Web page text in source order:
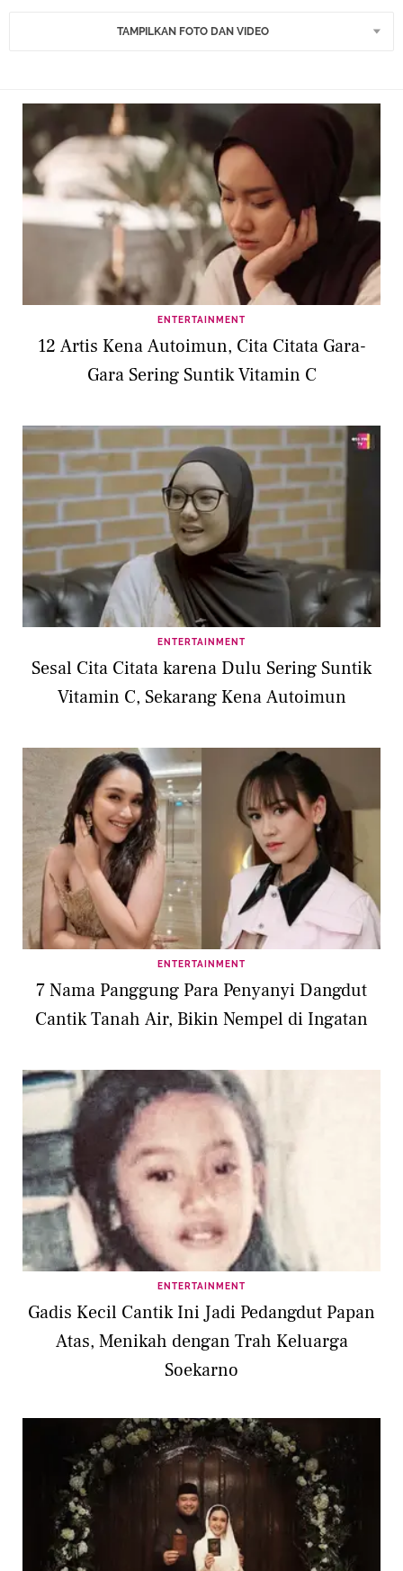
TAMPILKAN FOTO DAN VIDEO
ENTERTAINMENT
12 Artis Kena Autoimun, Cita Citata Gara-
Gara Sering Suntik Vitamin C
ENTERTAINMENT
Sesal Cita Citata karena Dulu Sering Suntik
Vitamin C, Sekarang Kena Autoimun
ENTERTAINMENT
7 Nama Panggung Para Penyanyi Dangdut
Cantik Tanah Air, Bikin Nempel di Ingatan
ENTERTAINMENT
Gadis Kecil Cantik Ini Jadi Pedangdut Papan
Atas, Menikah dengan Trah Keluarga
Soekarno